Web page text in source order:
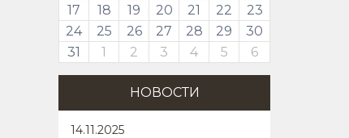
17
18 19 20 21 22
23
24
25 26 27 28 29
30
31
1 2 3 4 5 6
НОВОСТИ
14.11.2025